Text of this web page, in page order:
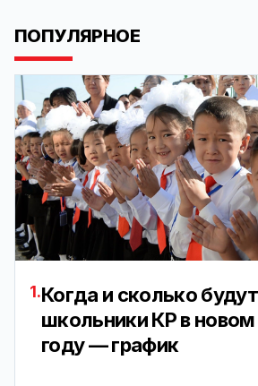
ПОПУЛЯРНОЕ
1.Когда и сколько
школьники КР в
году — график